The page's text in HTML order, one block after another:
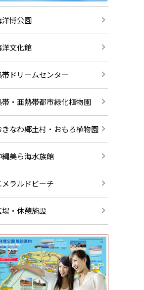
洋博公園
洋文化館
帯ドリームセンター
帯・亜熱帯都市緑化植物園
きなわ郷土村・おもろ植物園
縄美ら海水族館
メラルドビーチ
場・休憩施設